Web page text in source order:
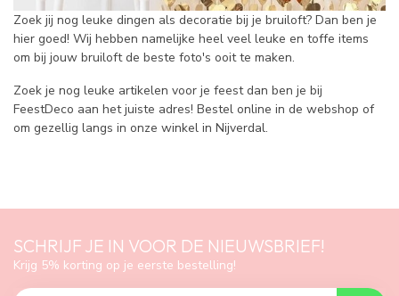
Zoek jij nog leuke dingen als decoratie bij je bruiloft? Dan ben je
hier goed! Wij hebben namelijke heel veel leuke en toffe items
om bij jouw bruiloft de beste foto's ooit te maken.
Zoek je nog leuke artikelen voor je feest dan ben je bij
FeestDeco aan het juiste adres! Bestel online in de webshop of
om gezellig langs in onze winkel in Nijverdal.
SCHRIJF JE IN VOOR DE NIEUWSBRIEF!
Krijg 5% korting op je eerste bestelling!